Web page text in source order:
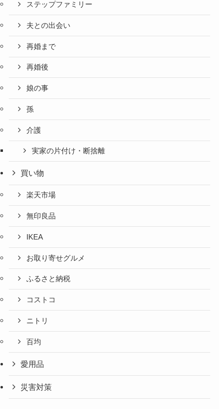
ステップファミリー
夫との出会い
再婚まで
再婚後
娘の事
孫
介護
実家の片付け・断捨離
買い物
楽天市場
無印良品
IKEA
お取り寄せグルメ
ふるさと納税
コストコ
ニトリ
百均
愛用品
災害対策